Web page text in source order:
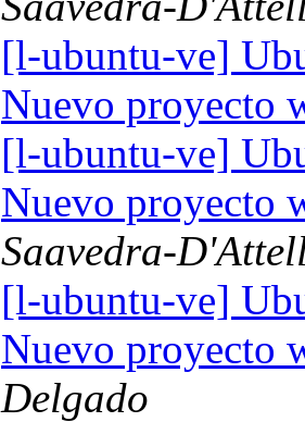
[l-ubuntu-ve]
Nuevo proyecto
[l-ubuntu-ve]
Nuevo proyecto
Saavedra-
[l-ubuntu-ve]
Nuevo proyecto
Delgado